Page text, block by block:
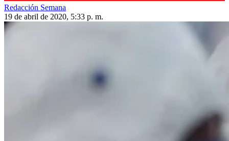
Redacción Semana
19 de abril de 2020, 5:33 p. m.